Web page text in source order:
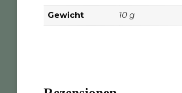
Gewicht 10 g